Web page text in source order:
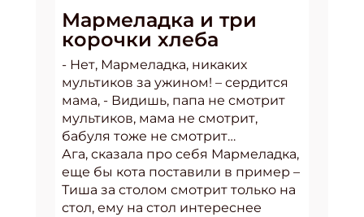
Мармеладка и три
корочки хлеба
- Нет, Мармеладка, никаких
мультиков за ужином! – сердится
мама, - Видишь, папа не смотрит
мультиков, мама не смотрит,
бабуля тоже не смотрит…
Ага, сказала про себя Мармеладка,
еще бы кота поставили в пример –
Тиша за столом смотрит только на
стол, ему на стол интереснее